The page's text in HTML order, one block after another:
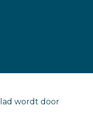
wordt door